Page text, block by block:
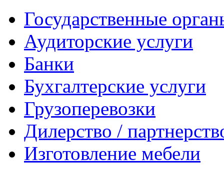
Государственные
Аудиторские услуги
Банки
Бухгалтерские услуги
Грузоперевозки
Дилерство /
Изготовление мебели